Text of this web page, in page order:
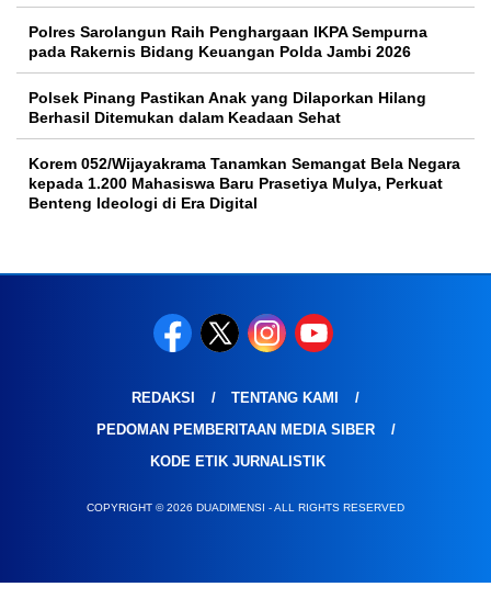
Polres Sarolangun Raih Penghargaan IKPA Sempurna
pada Rakernis Bidang Keuangan Polda Jambi 2026
Polsek Pinang Pastikan Anak yang Dilaporkan Hilang
Berhasil Ditemukan dalam Keadaan Sehat
Korem 052/Wijayakrama Tanamkan Semangat Bela Negara
kepada 1.200 Mahasiswa Baru Prasetiya Mulya, Perkuat
Benteng Ideologi di Era Digital
REDAKSI
TENTANG KAMI
PEDOMAN PEMBERITAAN MEDIA SIBER
KODE ETIK JURNALISTIK
COPYRIGHT © 2026 DUADIMENSI - ALL RIGHTS RESERVED